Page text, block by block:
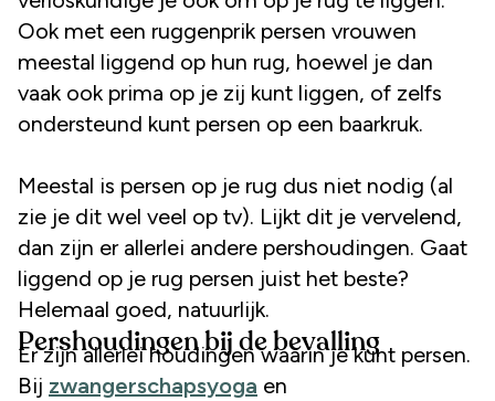
Ook met een ruggenprik persen vrouwen
meestal liggend op hun rug, hoewel je dan
vaak ook prima op je zij kunt liggen, of zelfs
ondersteund kunt persen op een baarkruk.
Meestal is persen op je rug dus niet nodig (al
zie je dit wel veel op tv). Lijkt dit je vervelend,
dan zijn er allerlei andere pershoudingen. Gaat
liggend op je rug persen juist het beste?
Helemaal goed, natuurlijk.
Pershoudingen bij de bevalling
Er zijn allerlei houdingen waarin je kunt persen.
Bij zwangerschapsyoga en